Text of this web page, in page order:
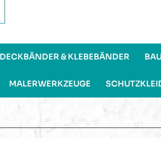
& KLEBEBÄNDER
MALERWERKZEUGE